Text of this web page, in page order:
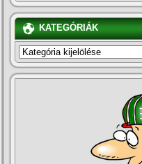
KATEGÓRIÁK
KATEGÓRIÁK